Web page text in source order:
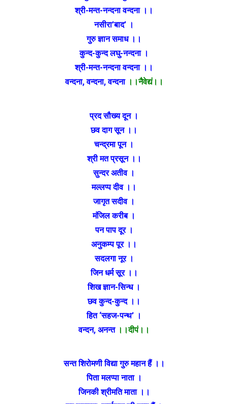
श्री-मन्त-नन्दना वन्दना ।।
नसीरा’बाद’ ।
गुरु ज्ञान समाध ।।
कुन्द-कुन्द लघु-नन्दना ।
श्री-मन्त-नन्दना वन्दना ।।
वन्दना, वन्दना, वन्दना ।।नैवेद्यं।।
प्रद सौख्य दून ।
छव दाग सून ।।
चन्द्रमा पून ।
श्री मत प्रसून ।।
सुन्दर अतीव ।
मल्लप्प दीव ।।
जागृत सदीव ।
मंजिल करीब ।
पन पाप दूर ।
अनुकम्प पूर ।।
सदलगा नूर ।
जिन धर्म सूर ।।
शिख ज्ञान-सिन्ध ।
छव कुन्द-कुन्द ।।
हित ‘सहज-पन्थ’ ।
वन्दन, अनन्त ।।दीपं।।
सन्त शिरोमणी विद्या गुरु महान हैं ।।
पिता मलप्पा नाता ।
जिनकी श्रीमति माता ।।